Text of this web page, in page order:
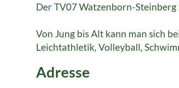
Der TV07 Watzenborn-
Von Jung bis Alt kann man sich
Leichtathletik, Volleyball,
Adresse